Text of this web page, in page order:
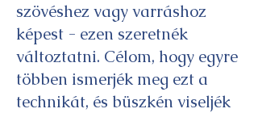
szövéshez vagy varráshoz
képest - ezen szeretnék
változtatni. Célom, hogy egyre
többen ismerjék meg ezt a
technikát, és büszkén viseljék